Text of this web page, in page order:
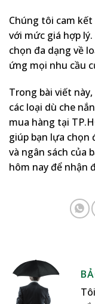
Chúng tôi cam
với mức giá hợp
chọn đa dạng về
ứng mọi nhu cầu
Trong bài viết
các loại dù che
mua hàng tại
giúp bạn lựa chọn
và ngân sách của
hôm nay để nhận